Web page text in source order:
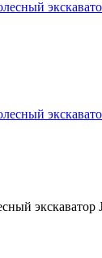
экскаватор